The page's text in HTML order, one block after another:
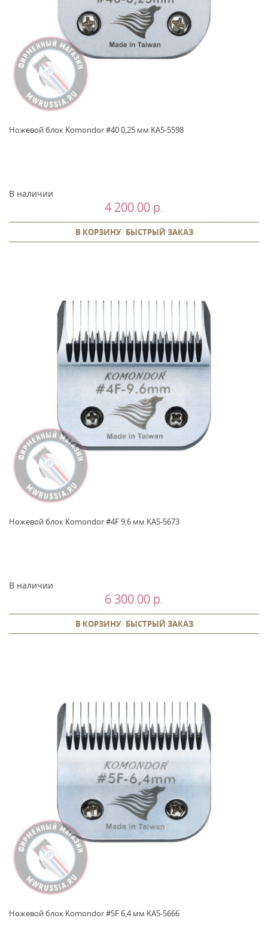
Ножевой блок Komondor #40 0,25 мм KA5-5598
В наличии
4 200.00 р.
В КОРЗИНУ БЫСТРЫЙ ЗАКАЗ
Ножевой блок Komondor #4F 9,6 мм KA5-5673
В наличии
6 300.00 р.
В КОРЗИНУ БЫСТРЫЙ ЗАКАЗ
Ножевой блок Komondor #5F 6,4 мм KA5-5666